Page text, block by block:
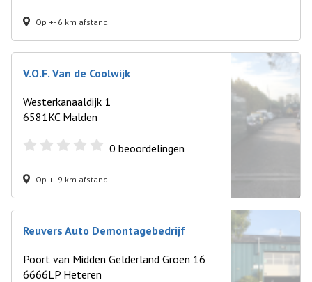
Op +- 6 km afstand
V.O.F. Van de Coolwijk
Westerkanaaldijk 1
6581KC Malden
0 beoordelingen
Op +- 9 km afstand
Reuvers Auto Demontagebedrijf
Poort van Midden Gelderland Groen 16
6666LP Heteren